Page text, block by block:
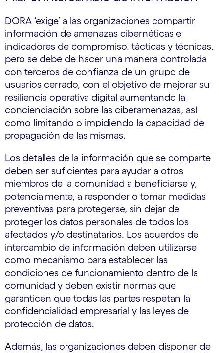
DORA ‘exige’ a las organizaciones compartir
información de amenazas cibernéticas e
indicadores de compromiso, tácticas y técnicas,
pero se debe de hacer una manera controlada
con terceros de confianza de un grupo de
usuarios cerrado, con el objetivo de mejorar su
resiliencia operativa digital aumentando la
concienciación sobre las ciberamenazas, así
como limitando o impidiendo la capacidad de
propagación de las mismas.
Los detalles de la información que se comparte
deben ser suficientes para ayudar a otros
miembros de la comunidad a beneficiarse y,
potencialmente, a responder o tomar medidas
preventivas para protegerse, sin dejar de
proteger los datos personales de todos los
afectados y/o destinatarios. Los acuerdos de
intercambio de información deben utilizarse
como mecanismo para establecer las
condiciones de funcionamiento dentro de la
comunidad y deben existir normas que
garanticen que todas las partes respetan la
confidencialidad empresarial y las leyes de
protección de datos.
Además, las organizaciones deben disponer de